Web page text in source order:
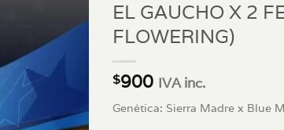
EL GAUCHO X 2
FLOWERING)
$900 IVA inc.
Genética: Sierra Madre x Blue